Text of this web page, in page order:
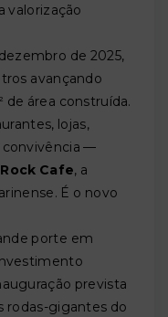
valorização
de 2025,
avançando
de área construída.
lojas,
convivência —
Cafe, a
É o novo
porte em
prevista
rodas-gigantes do